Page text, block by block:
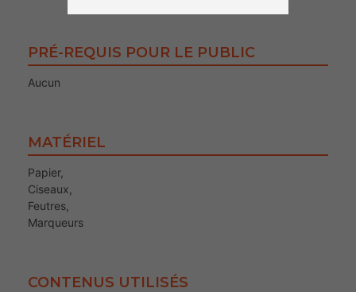
PRÉ-REQUIS POUR LE PUBLIC
Aucun
MATÉRIEL
Papier,
Ciseaux,
Feutres,
Marqueurs
CONTENUS UTILISÉS